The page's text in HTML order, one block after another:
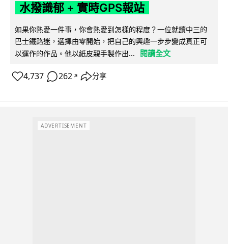
水撥識郁 + 實時GPS報站
如果你熱愛一件事，你會熱愛到怎樣的程度？一位就讀中三的
巴士鐵路迷，選擇由零開始，把自己的興趣一步步變成真正可
以運作的作品。他以紙皮親手製作出...
閱讀全文
4,737 262 ↗ 分享
ADVERTISEMENT